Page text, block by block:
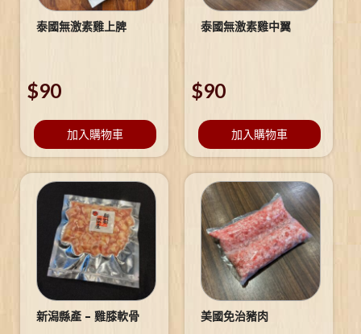
泰國無激素雞上脾
$90
加入購物車
泰國無激素雞中翼
$90
加入購物車
新潟縣產 – 雞膝軟骨 美國免治豬肉